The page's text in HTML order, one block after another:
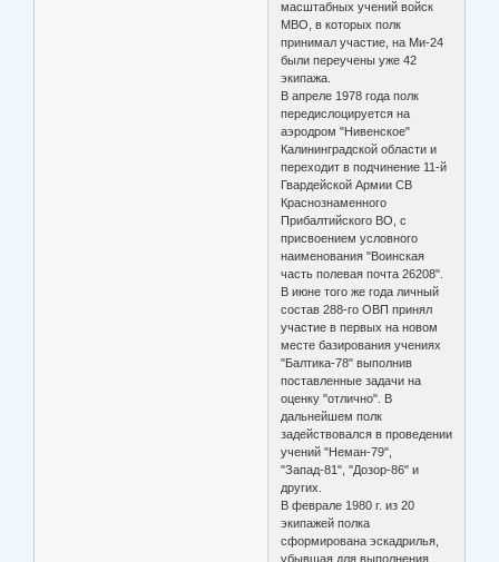
масштабных учений войск
МВО, в которых полк
принимал участие, на Ми-24
были переучены уже 42
экипажа.
В апреле 1978 года полк
передислоцируется на
аэродром "Нивенское"
Калининградской области и
переходит в подчинение 11-й
Гвардейской Армии СВ
Краснознаменного
Прибалтийского ВО, с
присвоением условного
наименования "Воинская
часть полевая почта 26208".
В июне того же года личный
состав 288-го ОВП принял
участие в первых на новом
месте базирования учениях
"Балтика-78" выполнив
поставленные задачи на
оценку "отлично". В
дальнейшем полк
задействовался в проведении
учений "Неман-79",
"Запад-81", "Дозор-86" и
других.
В феврале 1980 г. из 20
экипажей полка
сформирована эскадрилья,
убывшая для выполнения